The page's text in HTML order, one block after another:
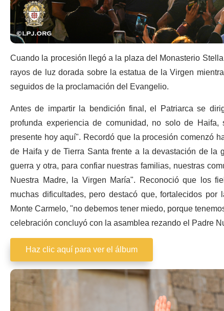
Cuando la procesión llegó a la plaza del Monasterio
rayos de luz dorada sobre la estatua de la Virgen
seguidos de la proclamación del Evangelio.
Antes de impartir la bendición final, el Patriarca se
profunda experiencia de comunidad, no solo de
presente hoy aquí". Recordó que la procesión comenzó
de Haifa y de Tierra Santa frente a la devastación de
guerra y otra, para confiar nuestras familias, nuestras
Nuestra Madre, la Virgen María". Reconoció que los
muchas dificultades, pero destacó que, fortalecidos
Monte Carmelo, "no debemos tener miedo, porque
celebración concluyó con la asamblea rezando el Padre
Haz clic aquí para ver el álbum